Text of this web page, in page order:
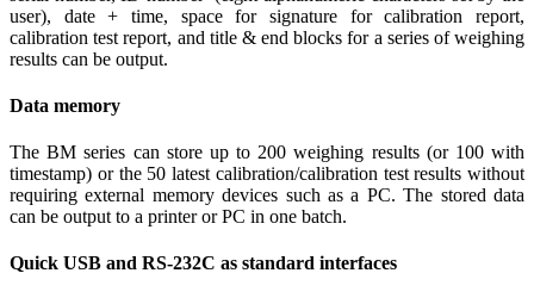
user), date + time, space for signature for calibration report,
calibration test report, and title & end blocks for a series of weighing
results can be output.
Data memory
The BM series can store up to 200 weighing results (or 100 with
timestamp) or the 50 latest calibration/calibration test results without
requiring external memory devices such as a PC. The stored data
can be output to a printer or PC in one batch.
Quick USB and RS-232C as standard interfaces